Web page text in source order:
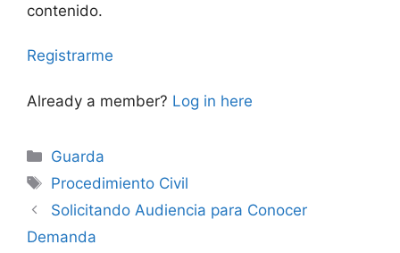
contenido.
Registrarme
Already a member? Log in here
Categories
Guarda
Tags
Procedimiento Civil
Solicitando Audiencia para Conocer
Demanda